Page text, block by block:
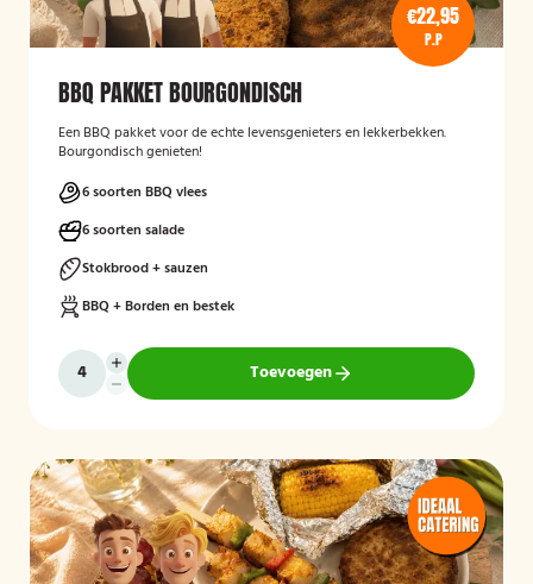
€22,95
P.P
BBQ PAKKET BOURGONDISCH
Een BBQ pakket voor de echte levensgenieters en lekkerbekken.
Bourgondisch genieten!
6 soorten BBQ vlees
6 soorten salade
Stokbrood + sauzen
BBQ + Borden en bestek
Toevoegen